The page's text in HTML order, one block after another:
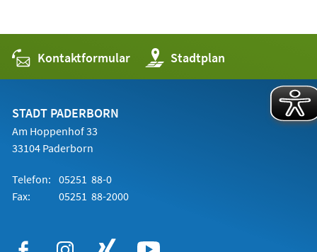
Kontaktformular Stadtplan
(Öffnet
in
einem
STADT PADERBORN
Am Hoppenhof 33
33104 Paderborn
Telefon: 05251 88-0
Fax:
05251 88-2000